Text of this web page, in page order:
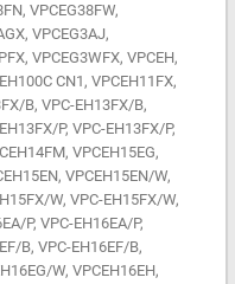
VPCEG38FW,
VPCEG3AJ,
VPCEG3WFX, VPCEH,
CN1, VPCEH11FX,
B, VPC-EH13FX/B,
P, VPC-EH13FX/P,
VPCEH15EG,
VPCEH15EN/W,
W, VPC-EH15FX/W,
P, VPC-EH16EA/P,
B, VPC-EH16EF/B,
W, VPCEH16EH,